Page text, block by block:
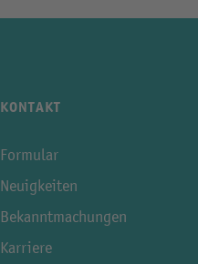
KONTAKT
Formular
Neuigkeiten
Bekanntmachungen
Karriere